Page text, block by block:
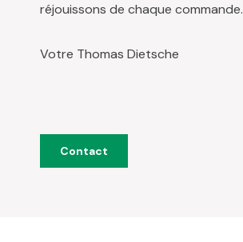
réjouissons de chaque commande.
Votre Thomas Dietsche
Contact